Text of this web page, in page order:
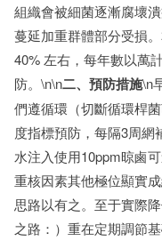
組織會被細菌逐漸腐壞
蔓延加重群體部分受損
40% 左右，每年數以萬
防。\n\n二、預防措施\n
們遵循環（切斷循環桿
度指標預防，每隔3周
水注入使用10ppm晾鹵
重核因素其他極位顯實
思路以有之。至于實際
之路：）重在定期調節